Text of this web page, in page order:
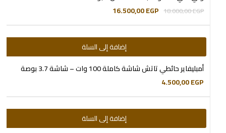
18.000,00EGP
16.500,00EGP
إضافة إلى السلة
أمبليفاير حائطي تاتش شاشة كاملة 100 وات – شاشة 3.7 بوصة
4.500,00EGP
إضافة إلى السلة